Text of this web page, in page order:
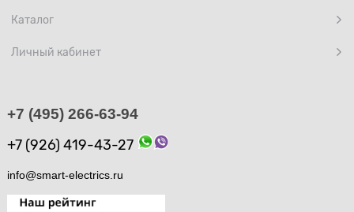
Каталог
Личный кабинет
+7 (495) 266-63-94
+7 (926) 419-43-27
info@smart-electrics.ru